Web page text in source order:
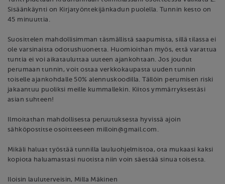
Sisäänkäynti on Kirjatyöntekijänkadun puolella. Tunnin kesto on
45 minuuttia.
Suosittelen mahdollisimman täsmällistä saapumista, sillä tilassa ei
ole varsinaista odotushuonetta. Huomioithan myös, että varattua
tuntia ei voi aikatauluttaa uuteen ajankohtaan. Jos joudut
perumaan tunnin, voit ostaa verkkokaupasta uuden tunnin
toiselle ajankohdalle 50% alennuskoodilla. Tällöin perumisen riski
jakaantuu puoliksi meille kummallekin. Kiitos ymmärryksestäsi
asian suhteen!
Ilmoitathan mahdollisesta peruutuksesta hyvissä ajoin
sähköpostitse osoitteeseen milloin@gmail.com.
Mikäli haluat työstää tunnilla lauluohjelmistoa, ota mukaasi kaksi
kopiota haluamastasi nuotista niin voin säestää sinua toisesta.
Iloisin lauluterveisin, Milla Mäkinen